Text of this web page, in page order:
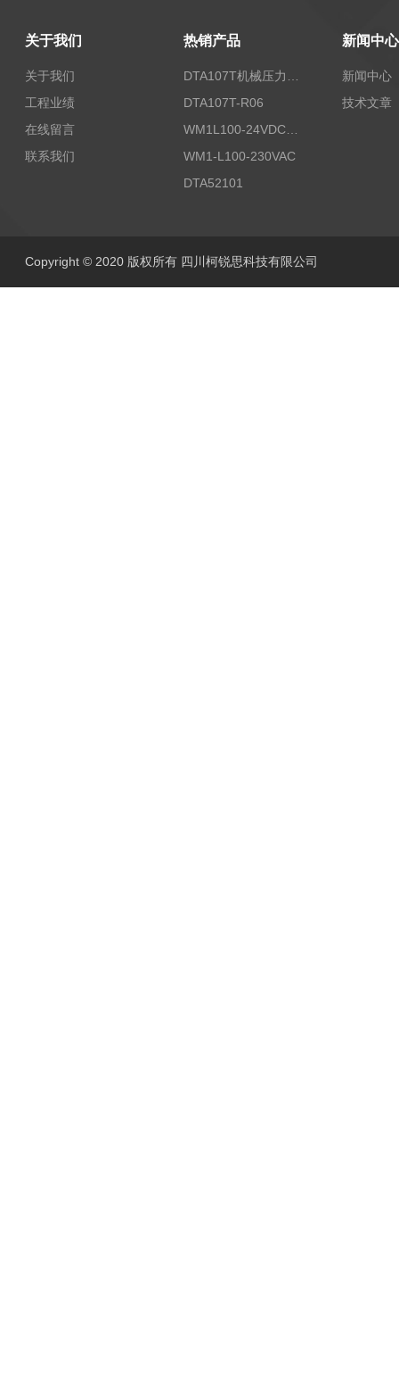
关于我们
关于我们
工程业绩
在线留言
联系我们
热销产品
DTA107T-R06
WM1L100-24VDC/T5X
WM1-L100-230VAC
DTA52101
新闻中心
新闻中心
技术文章
Copyright © 2020 版权所有 四川柯锐思科技有限公司